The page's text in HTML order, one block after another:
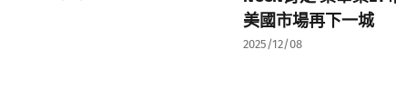
美國市場再下一城
2025/12/08